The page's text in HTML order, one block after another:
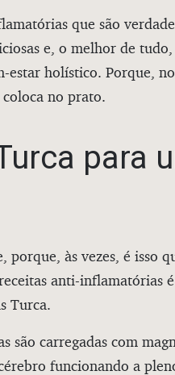
que são
e, o melhor de tudo,
estar holístico. Porque,
no prato.
para
às vezes, é isso
anti-inflamatórias
Turca.
são carregadas com
funcionando a